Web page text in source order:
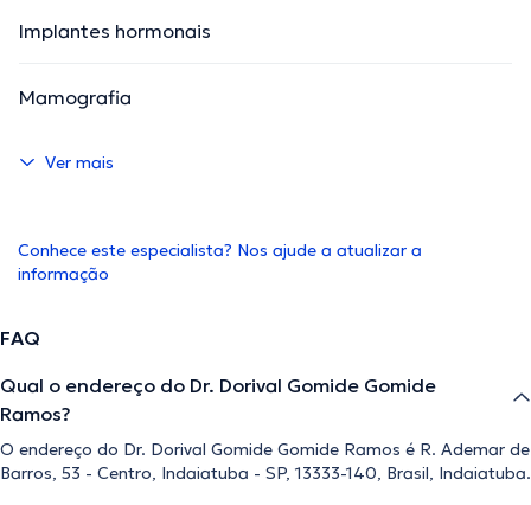
Implantes hormonais
Mamografia
Ver mais
Conhece este especialista? Nos ajude a atualizar a
informação
FAQ
Qual o endereço do Dr. Dorival Gomide Gomide
Ramos?
O endereço do Dr. Dorival Gomide Gomide Ramos é R. Ademar de
Barros, 53 - Centro, Indaiatuba - SP, 13333-140, Brasil, Indaiatuba.